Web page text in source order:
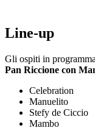
Line-up
Gli ospiti in
Pan Riccione con
Celebration
Manuelito
Stefy de Ciccio
Mambo